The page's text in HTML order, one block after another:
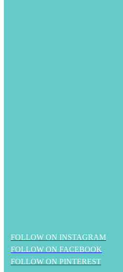
FOLLOW ON INSTAGRAM
FOLLOW ON FACEBOOK
FOLLOW ON PINTEREST